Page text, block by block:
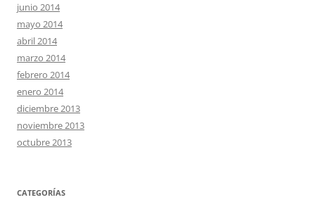
junio 2014
mayo 2014
abril 2014
marzo 2014
febrero 2014
enero 2014
diciembre 2013
noviembre 2013
octubre 2013
CATEGORÍAS